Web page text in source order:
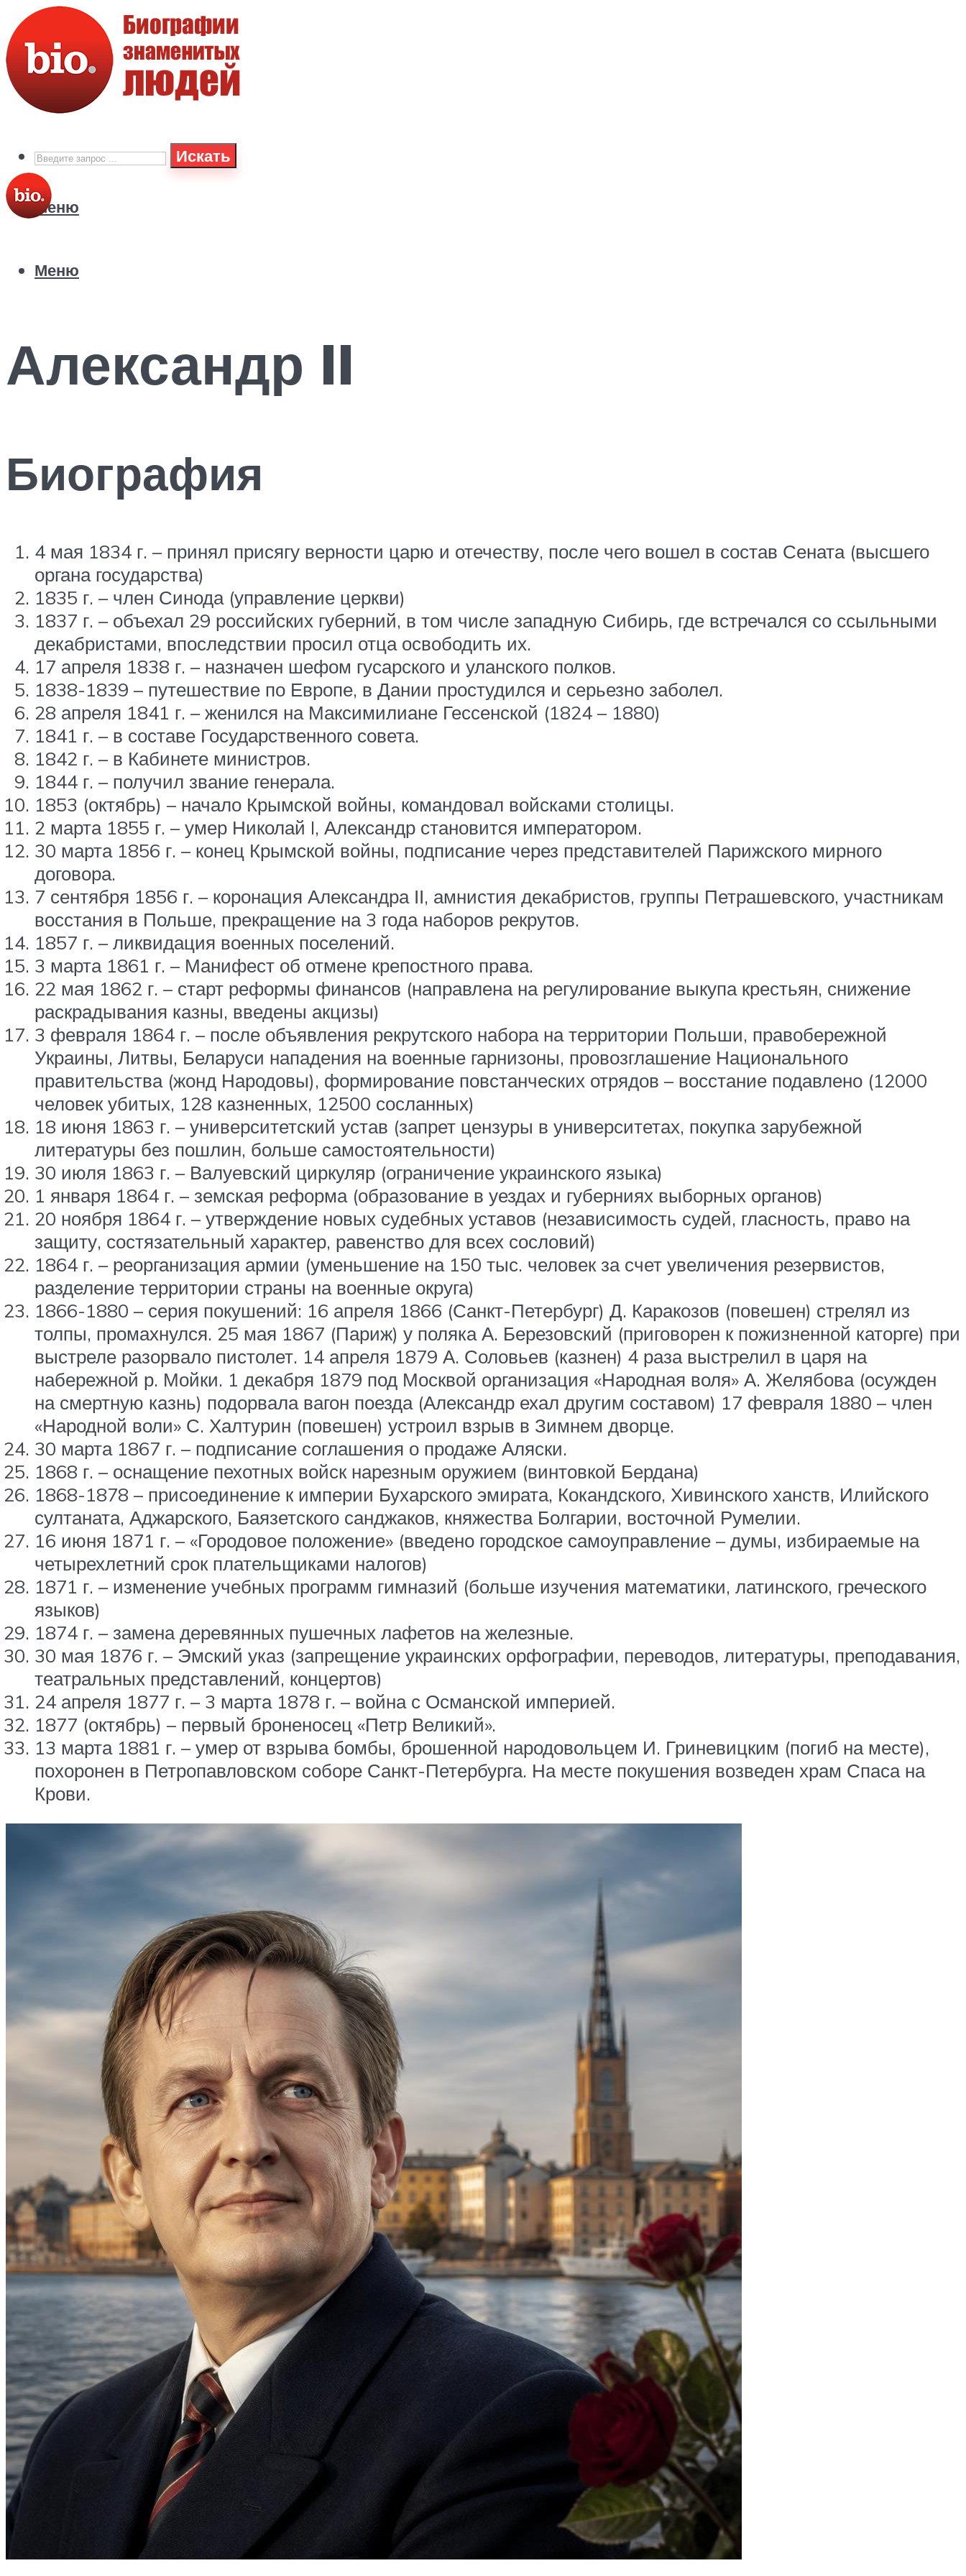
Искать
Меню
Меню
Александр II
Биография
4 мая 1834 г. – принял присягу верности царю и отечеству, после чего вошел в состав Сената (высшего
органа государства)
1835 г. – член Синода (управление церкви)
1837 г. – объехал 29 российских губерний, в том числе западную Сибирь, где встречался со ссыльными
декабристами, впоследствии просил отца освободить их.
17 апреля 1838 г. – назначен шефом гусарского и уланского полков.
1838-1839 – путешествие по Европе, в Дании простудился и серьезно заболел.
28 апреля 1841 г. – женился на Максимилиане Гессенской (1824 – 1880)
1841 г. – в составе Государственного совета.
1842 г. – в Кабинете министров.
1844 г. – получил звание генерала.
1853 (октябрь) – начало Крымской войны, командовал войсками столицы.
2 марта 1855 г. – умер Николай I, Александр становится императором.
30 марта 1856 г. – конец Крымской войны, подписание через представителей Парижского мирного
договора.
7 сентября 1856 г. – коронация Александра ІІ, амнистия декабристов, группы Петрашевского, участникам
восстания в Польше, прекращение на 3 года наборов рекрутов.
1857 г. – ликвидация военных поселений.
3 марта 1861 г. – Манифест об отмене крепостного права.
22 мая 1862 г. – старт реформы финансов (направлена на регулирование выкупа крестьян, снижение
раскрадывания казны, введены акцизы)
3 февраля 1864 г. – после объявления рекрутского набора на территории Польши, правобережной
Украины, Литвы, Беларуси нападения на военные гарнизоны, провозглашение Национального
правительства (жонд Народовы), формирование повстанческих отрядов – восстание подавлено (12000
человек убитых, 128 казненных, 12500 сосланных)
18 июня 1863 г. – университетский устав (запрет цензуры в университетах, покупка зарубежной
литературы без пошлин, больше самостоятельности)
30 июля 1863 г. – Валуевский циркуляр (ограничение украинского языка)
1 января 1864 г. – земская реформа (образование в уездах и губерниях выборных органов)
20 ноября 1864 г. – утверждение новых судебных уставов (независимость судей, гласность, право на
защиту, состязательный характер, равенство для всех сословий)
1864 г. – реорганизация армии (уменьшение на 150 тыс. человек за счет увеличения резервистов,
разделение территории страны на военные округа)
1866-1880 – серия покушений: 16 апреля 1866 (Санкт-Петербург) Д. Каракозов (повешен) стрелял из
толпы, промахнулся. 25 мая 1867 (Париж) у поляка А. Березовский (приговорен к пожизненной каторге) при
выстреле разорвало пистолет. 14 апреля 1879 А. Соловьев (казнен) 4 раза выстрелил в царя на
набережной р. Мойки. 1 декабря 1879 под Москвой организация «Народная воля» А. Желябова (осужден
на смертную казнь) подорвала вагон поезда (Александр ехал другим составом) 17 февраля 1880 – член
«Народной воли» С. Халтурин (повешен) устроил взрыв в Зимнем дворце.
30 марта 1867 г. – подписание соглашения о продаже Аляски.
1868 г. – оснащение пехотных войск нарезным оружием (винтовкой Бердана)
1868-1878 – присоединение к империи Бухарского эмирата, Кокандского, Хивинского ханств, Илийского
султаната, Аджарского, Баязетского санджаков, княжества Болгарии, восточной Румелии.
16 июня 1871 г. – «Городовое положение» (введено городское самоуправление – думы, избираемые на
четырехлетний срок плательщиками налогов)
1871 г. – изменение учебных программ гимназий (больше изучения математики, латинского, греческого
языков)
1874 г. – замена деревянных пушечных лафетов на железные.
30 мая 1876 г. – Эмский указ (запрещение украинских орфографии, переводов, литературы, преподавания,
театральных представлений, концертов)
24 апреля 1877 г. – 3 марта 1878 г. – война с Османской империей.
1877 (октябрь) – первый броненосец «Петр Великий».
13 марта 1881 г. – умер от взрыва бомбы, брошенной народовольцем И. Гриневицким (погиб на месте),
похоронен в Петропавловском соборе Санкт-Петербурга. На месте покушения возведен храм Спаса на
Крови.